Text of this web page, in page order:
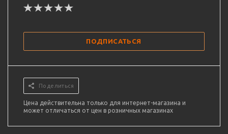
ПОДПИСАТЬСЯ
Поделиться
Цена действительна только для интернет-магазина и
может отличаться от цен в розничных магазинах